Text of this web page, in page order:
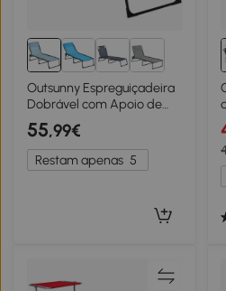
Outsunny Espreguiçadeira
Dobrável com Apoio de
Cabeça Reclinável 4
Posições e Estrutura em
Aço 189x58x30 cm Azul
Claro
55,99€
Restam apenas 5